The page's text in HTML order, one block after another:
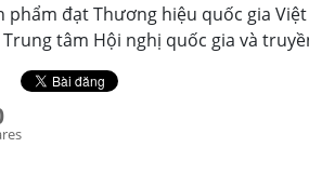
phẩm đạt Thương hiệu quốc gia
tâm Hội nghị quốc gia và